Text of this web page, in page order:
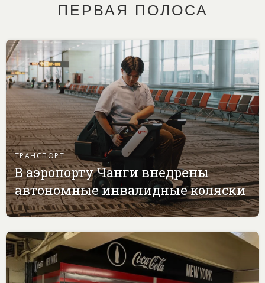
ПЕРВАЯ ПОЛОСА
ТРАНСПОРТ
В аэропорту Чанги внедрены
автономные инвалидные коляски